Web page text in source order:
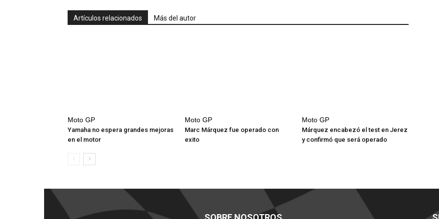
Artículos relacionados Más del autor
Moto GP
Yamaha no espera grandes mejoras
en el motor
Moto GP
Marc Márquez fue operado con
exito
Moto GP
Márquez encabezó el test en Jerez
y confirmó que será operado